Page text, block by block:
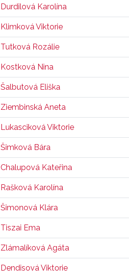
Durdilová Karolína
Klimková Viktorie
Tutková Rozálie
Kostková Nina
Šalbutová Eliška
Ziembinská Aneta
Lukasciková Viktorie
Šimková Bára
Chalupová Kateřina
Rašková Karolína
Šimonová Klára
Tiszai Ema
Zlámalíková Agáta
Dendisová Viktorie